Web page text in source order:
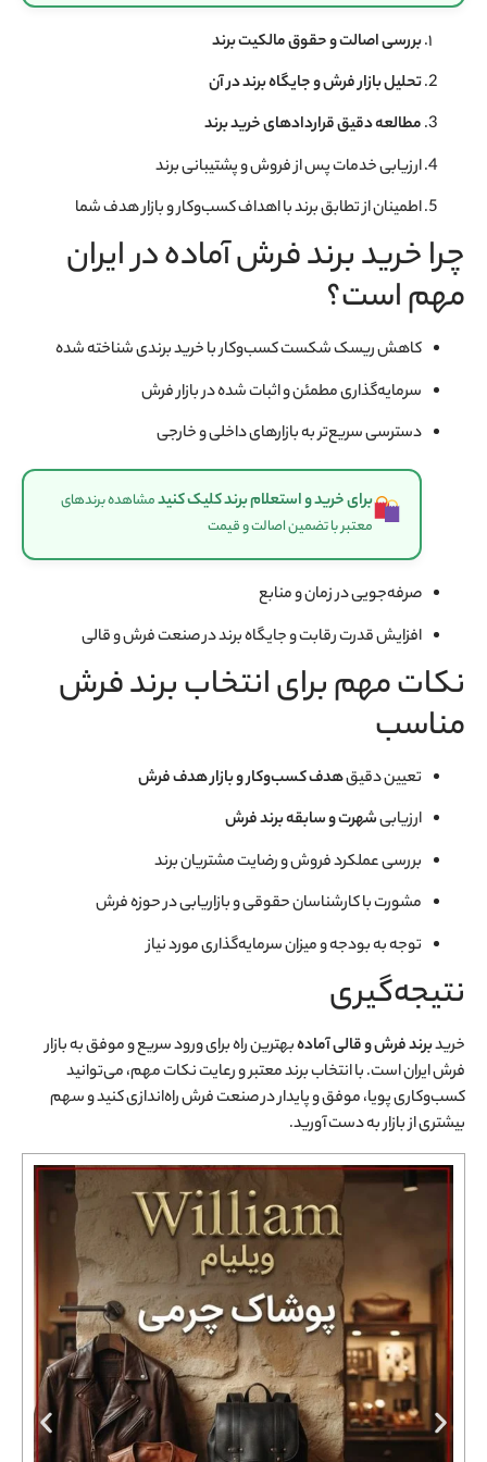
بررسی اصالت و حقوق مالکیت برند
تحلیل بازار فرش و جایگاه برند در آن
مطالعه دقیق قراردادهای خرید برند
ارزیابی خدمات پس از فروش و پشتیبانی برند
اطمینان از تطابق برند با اهداف کسب‌وکار و بازار هدف شما
چرا خرید برند فرش آماده در ایران
مهم است؟
کاهش ریسک شکست کسب‌وکار با خرید برندی شناخته شده
سرمایه‌گذاری مطمئن و اثبات شده در بازار فرش
دسترسی سریع‌تر به بازارهای داخلی و خارجی
برای خرید و استعلام برند کلیک کنیدمشاهده برندهای
معتبر با تضمین اصالت و قیمت
صرفه‌جویی در زمان و منابع
افزایش قدرت رقابت و جایگاه برند در صنعت فرش و قالی
نکات مهم برای انتخاب برند فرش
مناسب
تعیین دقیقهدف کسب‌وکار و بازار هدف فرش
ارزیابیشهرت و سابقه برند فرش
بررسی عملکرد فروش و رضایت مشتریان برند
مشورت با کارشناسان حقوقی و بازاریابی در حوزه فرش
توجه به بودجه و میزان سرمایه‌گذاری مورد نیاز
نتیجه‌گیری
خریدبرند فرش و قالی آمادهبهترین راه برای ورود سریع و موفق به بازار
فرش ایران است. با انتخاب برند معتبر و رعایت نکات مهم، می‌توانید
کسب‌وکاری پویا، موفق و پایدار در صنعت فرش راه‌اندازی کنید و سهم
بیشتری از بازار به دست آورید.